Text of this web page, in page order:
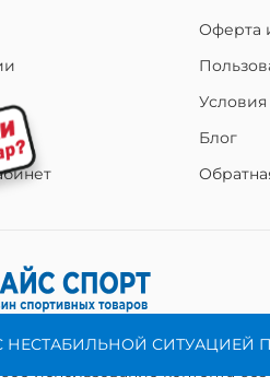
Оферта
Блог
использование контента
НЕСТАБИЛЬНОЙ СИТУАЦИЕЙ